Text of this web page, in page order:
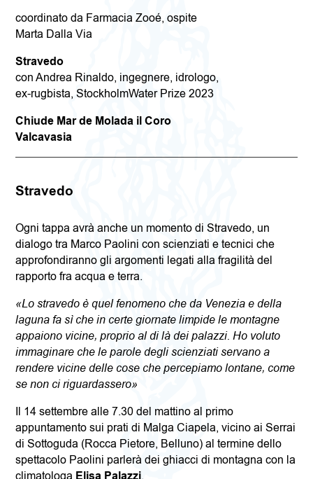
coordinato da Farmacia Zooé, ospite
Marta Dalla Via
Stravedo
con Andrea Rinaldo, ingegnere, idrologo,
ex-rugbista, StockholmWater Prize 2023
Chiude Mar de Molada il Coro
Valcavasia
Stravedo
Ogni tappa avrà anche un momento di Stravedo, un
dialogo tra Marco Paolini con scienziati e tecnici che
approfondiranno gli argomenti legati alla fragilità del
rapporto fra acqua e terra.
«Lo stravedo è quel fenomeno che da Venezia e della
laguna fa sì che in certe giornate limpide le montagne
appaiono vicine, proprio al di là dei palazzi. Ho voluto
immaginare che le parole degli scienziati servano a
rendere vicine delle cose che percepiamo lontane, come
se non ci riguardassero»
Il 14 settembre alle 7.30 del mattino al primo
appuntamento sui prati di Malga Ciapela, vicino ai Serrai
di Sottoguda (Rocca Pietore, Belluno) al termine dello
spettacolo Paolini parlerà dei ghiacci di montagna con la